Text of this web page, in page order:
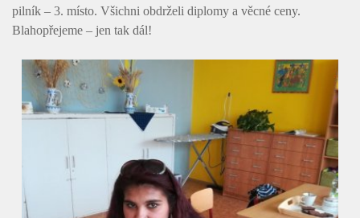
Úvod
Organizace školního roku
pilník – 3. místo. Všichni obdrželi diplomy a věcné ceny.
Blahopřejeme – jen tak dál!